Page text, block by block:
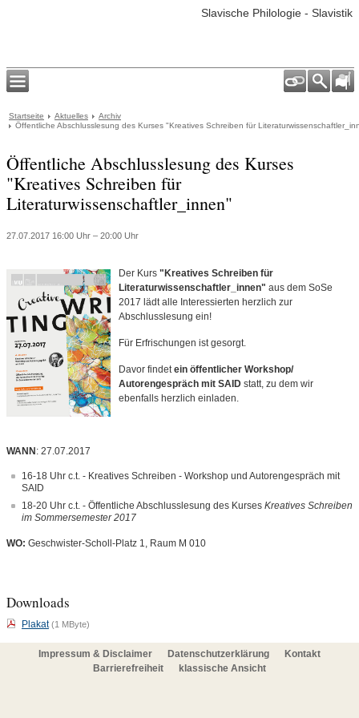
Slavische Philologie - Slavistik
Startseite Aktuelles
Archiv
Öffentliche Abschlusslesung des Kurses "Kreatives Schreiben für
Öffentliche Abschlusslesung des Kurses
"Kreatives Schreiben für
Literaturwissenschaftler_innen"
27.07.2017 16:00 Uhr – 20:00 Uhr
Der Kurs "Kreatives Schreiben für
Literaturwissenschaftler_innen" aus dem SoSe
2017 lädt alle Interessierten herzlich zur
Abschlusslesung ein!
Für Erfrischungen ist gesorgt.
Davor findetein öffentlicher Workshop/
Autorengespräch mit SAID statt, zu dem wir
ebenfalls herzlich einladen.
WANN : 27.07.2017
16-18 Uhr c.t. - Kreatives Schreiben - Workshop und Autorengespräch mit
SAID
18-20 Uhr c.t. - Öffentliche Abschlusslesung des Kurses Kreatives Schreiben
im Sommersemester 2017
WO: Geschwister-Scholl-Platz 1, Raum M 010
Downloads
Plakat (1 MByte)
Impressum & Disclaimer Datenschutzerklärung
Kontakt
Barrierefreiheit
klassische Ansicht